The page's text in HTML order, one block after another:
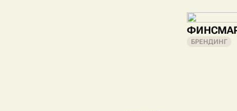
БРЕНДИНГ